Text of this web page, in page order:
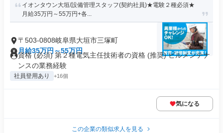
イオンタウン大垣/設備管理スタッフ(契約社員)★電験２種必須★
月給35万円～55万円+各...
〒503-0808岐阜県大垣市三塚町
月給35万円～55万円
資格 (必須) 第２種電気主任技術者の資格 (推奨) ビルメンテナ
ンスの業務経験
社員登用あり +16個
気になる
この企業の類似求人を見る